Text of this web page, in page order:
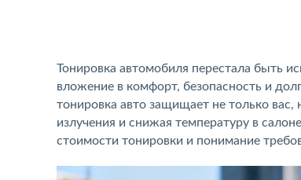
Тонировка автомобиля перестала быть
вложение в комфорт, безопасность и
тонировка авто защищает не только
излучения и снижая температуру в
стоимости тонировки и понимание